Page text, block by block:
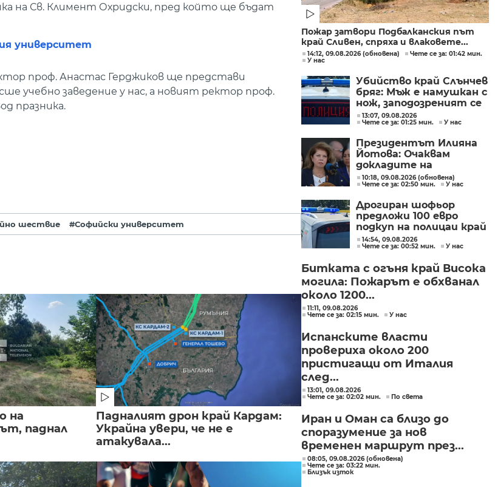
на Св. Климент Охридски, пред който ще бъдат
университет
проф. Анастас Герджиков ще представи
учебно заведение у нас, а новият ректор проф.
празника.
шествие #Софийски университет
на
паднал
Падналият дрон край Кардам:
Украйна увери, че не е
атакувала...
Пожар затвори Подбалканския път
край Сливен, спряха и влаковете...
14:12, 09.08.2026 (обновена)
Чете се за: 01:42 мин.
У нас
Убийство край Слънчев
бряг: Мъж е намушкан с
нож, заподозреният се
опитал да избяга
13:07, 09.08.2026
Чете се за: 01:25 мин.
У нас
Президентът Илияна
Йотова: Очаквам
докладите на
службите какъв е
дронът и каква е била
10:18, 09.08.2026 (обновена)
Чете се за: 02:50 мин.
У нас
Дрогиран шофьор
предложи 100 евро
подкуп на полицаи край
Поморие
14:54, 09.08.2026
Чете се за: 00:52 мин.
У нас
Битката с огъня край Висока
могила: Пожарът е обхванал
около 1200...
11:11, 09.08.2026
Чете се за: 02:15 мин.
У нас
Испанските власти
провериха около 200
пристигащи от Италия
след...
13:01, 09.08.2026
Чете се за: 02:02 мин.
По света
Иран и Оман са близо до
споразумение за нов
временен маршрут през...
08:05, 09.08.2026 (обновена)
Чете се за: 03:22 мин.
Близък изток